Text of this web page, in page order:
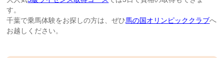
す。
千葉で乗馬体験をお探しの方は、ぜひ馬の国オリンピッククラブへ
お越しください。